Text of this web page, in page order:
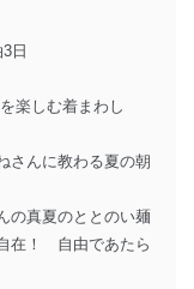
日
楽しむ着まわし
さんに教わる夏の朝
の真夏のととのい麺
在！ 自由であたら